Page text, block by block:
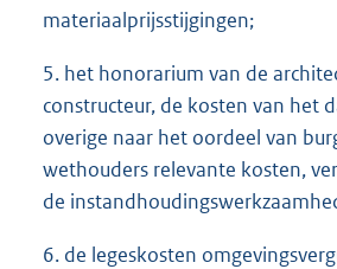
materiaalprijsstijgingen;
5. het honorarium van de
constructeur, de kosten van het
overige naar het oordeel van
wethouders relevante kosten,
de
6. de legeskosten